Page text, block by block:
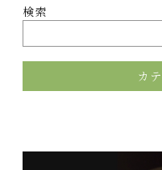
検索
カ